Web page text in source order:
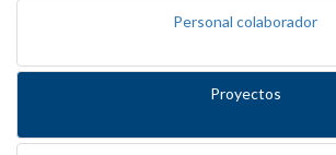
Personal colaborador
Proyectos